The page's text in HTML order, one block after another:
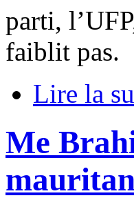
parti,
faiblit pas.
Lire la
Me